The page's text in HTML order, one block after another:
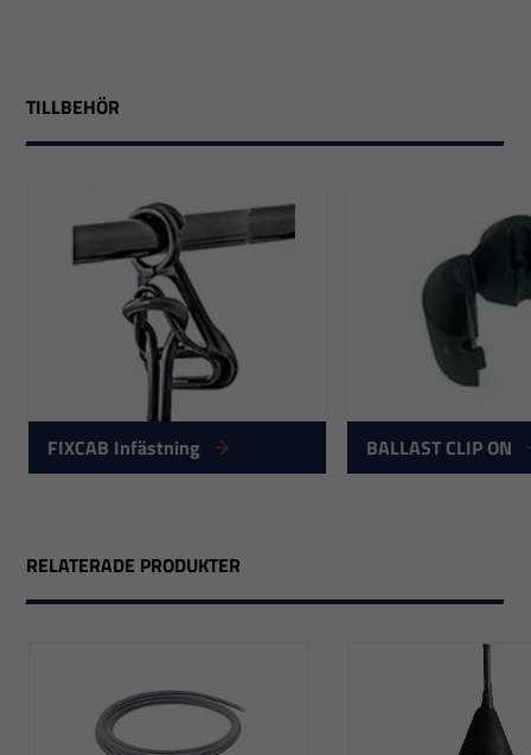
TILLBEHÖR
FIXCAB Infästning BALLAST CLIP ON
RELATERADE PRODUKTER